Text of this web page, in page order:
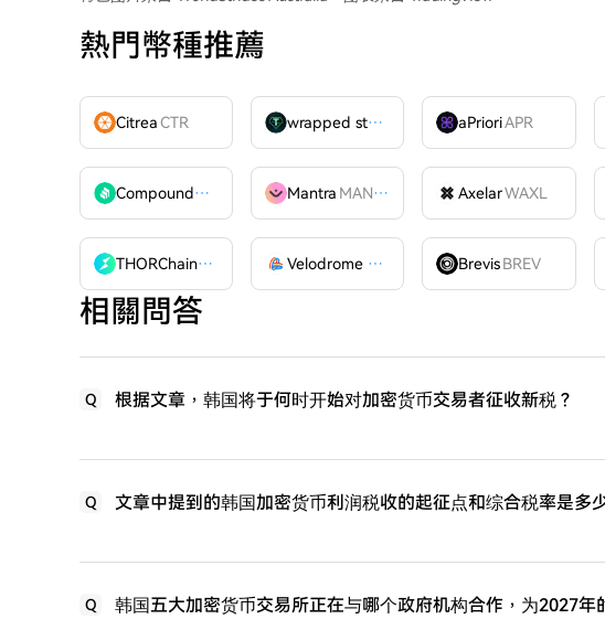
熱門幣種推薦
CitreaCTR wrapped stUSDT WSTUSDTaPrioriAPR
Compound
COMP Mantra MANTRA AxelarWAXL
THORChain
RUNE Velodrome Finance VELODROME
BrevisBREV
相關問答
Q 根据文章，韩国将于何时开始对加密货币交易者征收新税？
Q 文章中提到的韩国加密货币利润税收的起征点和综合税率是多
Q 韩国五大加密货币交易所正在与哪个政府机构合作，为2027年